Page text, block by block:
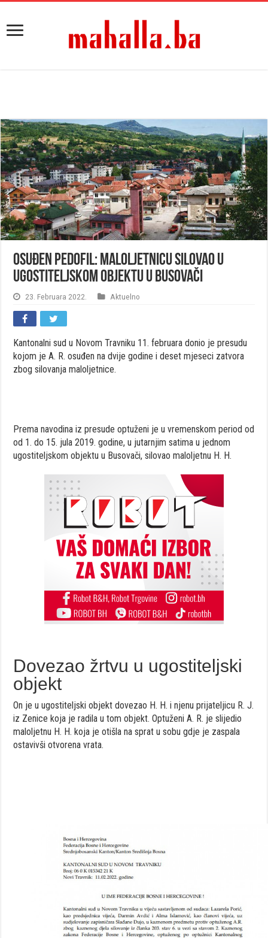
Osuđen pedofil: Maloljetnicu silovao u
ugostiteljskom objektu u Busovači
23. Februara 2022. Aktuelno
Kantonalni sud u Novom Travniku 11. februara donio je presudu
kojom je A. R. osuđen na dvije godine i deset mjeseci zatvora
zbog silovanja maloljetnice.
Prema navodina iz presude optuženi je u vremenskom period od
od 1. do 15. jula 2019. godine, u jutarnjim satima u jednom
ugostiteljskom objektu u Busovači, silovao maloljetnu H. H.
Dovezao žrtvu u ugostiteljski
objekt
On je u ugostiteljski objekt dovezao H. H. i njenu prijateljicu R. J.
iz Zenice koja je radila u tom objekt. Optuženi A. R. je slijedio
maloljetnu H. H. koja je otišla na sprat u sobu gdje je zaspala
ostavivši otvorena vrata.